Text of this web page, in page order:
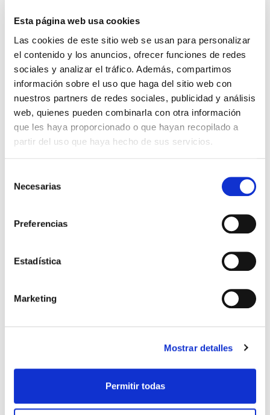
Esta página web usa cookies
Las cookies de este sitio web se usan para personalizar
el contenido y los anuncios, ofrecer funciones de redes
sociales y analizar el tráfico. Además, compartimos
información sobre el uso que haga del sitio web con
nuestros partners de redes sociales, publicidad y análisis
web, quienes pueden combinarla con otra información
que les haya proporcionado o que hayan recopilado a
partir del uso que haya hecho de sus servicios.
Necesarias
Preferencias
Estadística
Marketing
Mostrar detalles
Permitir todas
pero tienen una tiroides normal» (Grassi y
colaboradores, 2001).
Es por esta razón que desde la clínica
recomiendan a aquellas mujeres con
dificultades para concebir que se realicen las
pruebas diagnósticas de tiroides. Porque de
confirmarse que se trata de un hipotiroidismo,
el tratamiento contiroxinapuede contribuir a
que los problemas de fertilidad desaparezcan
consiguiendo un embarazo sano.
Otra patología tiroidea importante, es la
tiroiditis auto inmune de hashimoto, en la que
esta destrucción un hipotiroidismo que, como
consecuencia , afectará la capacidad
reproductiva de la mujer. En este sentido, es
comprensible, por lo tanto, entender que en el
estudio de la pareja con problemas
reproductivos, es importante que el especialista
tiroides o no.
Una analítica que incluya TSH , T3 y T4 , siempre
la mujer con problemas reproductivos.
Igualmente la conformación de un equipo
Teniendo en cuenta todo esto, la afectación de
que se debe descartar comocausa de
hipertiroidismo
hipotiroidismo tiroides